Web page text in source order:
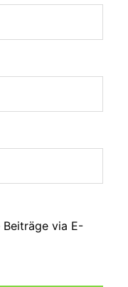
Beiträge via E-